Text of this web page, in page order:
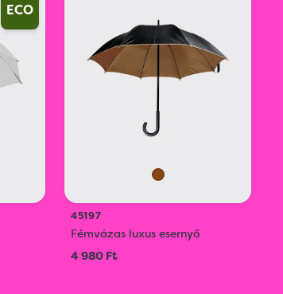
ECO
45197
Fémvázas luxus esernyő
4 980 Ft